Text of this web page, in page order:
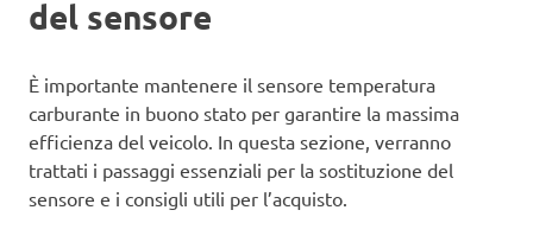
del sensore
È importante mantenere il sensore temperatura
carburante in buono stato per garantire la massima
efficienza del veicolo. In questa sezione, verranno
trattati i passaggi essenziali per la sostituzione del
sensore e i consigli utili per l’acquisto.